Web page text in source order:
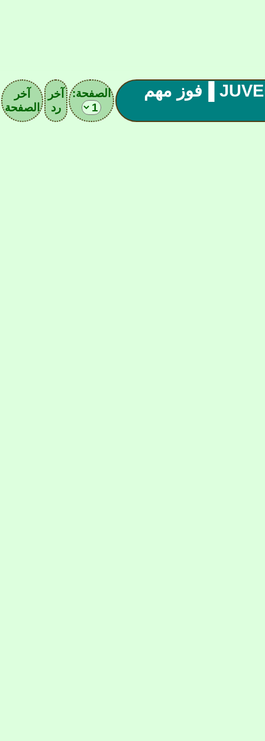
▐صحيفة اليوفنتوس(12) JUVENTUS FC ▐فوز مهم الصفحة:
آخر
رد
آخر
الصفحة